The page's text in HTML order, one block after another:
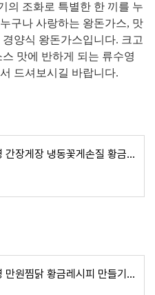
의 조화로 특별한 한 끼를 누
구나 사랑하는 왕돈가스, 맛
양식 왕돈가스입니다. 크고
맛에 반하게 되는 류수영
드셔보시길 바랍니다.
편스토랑 류수영 간장게장 냉동꽃게손질 황금레시피 숙성 양념소스 만드는 비법
편스토랑 류수영 만원찜닭 황금레시피 만들기 안동찜닭 칼로리